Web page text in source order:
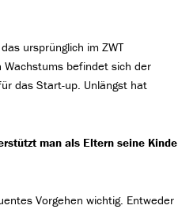
ursprünglich im ZWT
befindet sich der
das Start-up. Unlängst hat
man als Eltern seine Kinde
Vorgehen wichtig. Entweder